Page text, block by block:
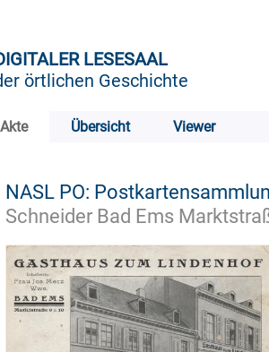
LESESAAL
örtlichen Geschichte
Akte Übersicht Viewer
NASL PO:
Schneider Bad Ems